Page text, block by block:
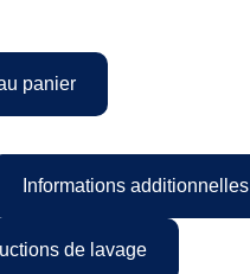
panier
Informations additionnelles
de lavage